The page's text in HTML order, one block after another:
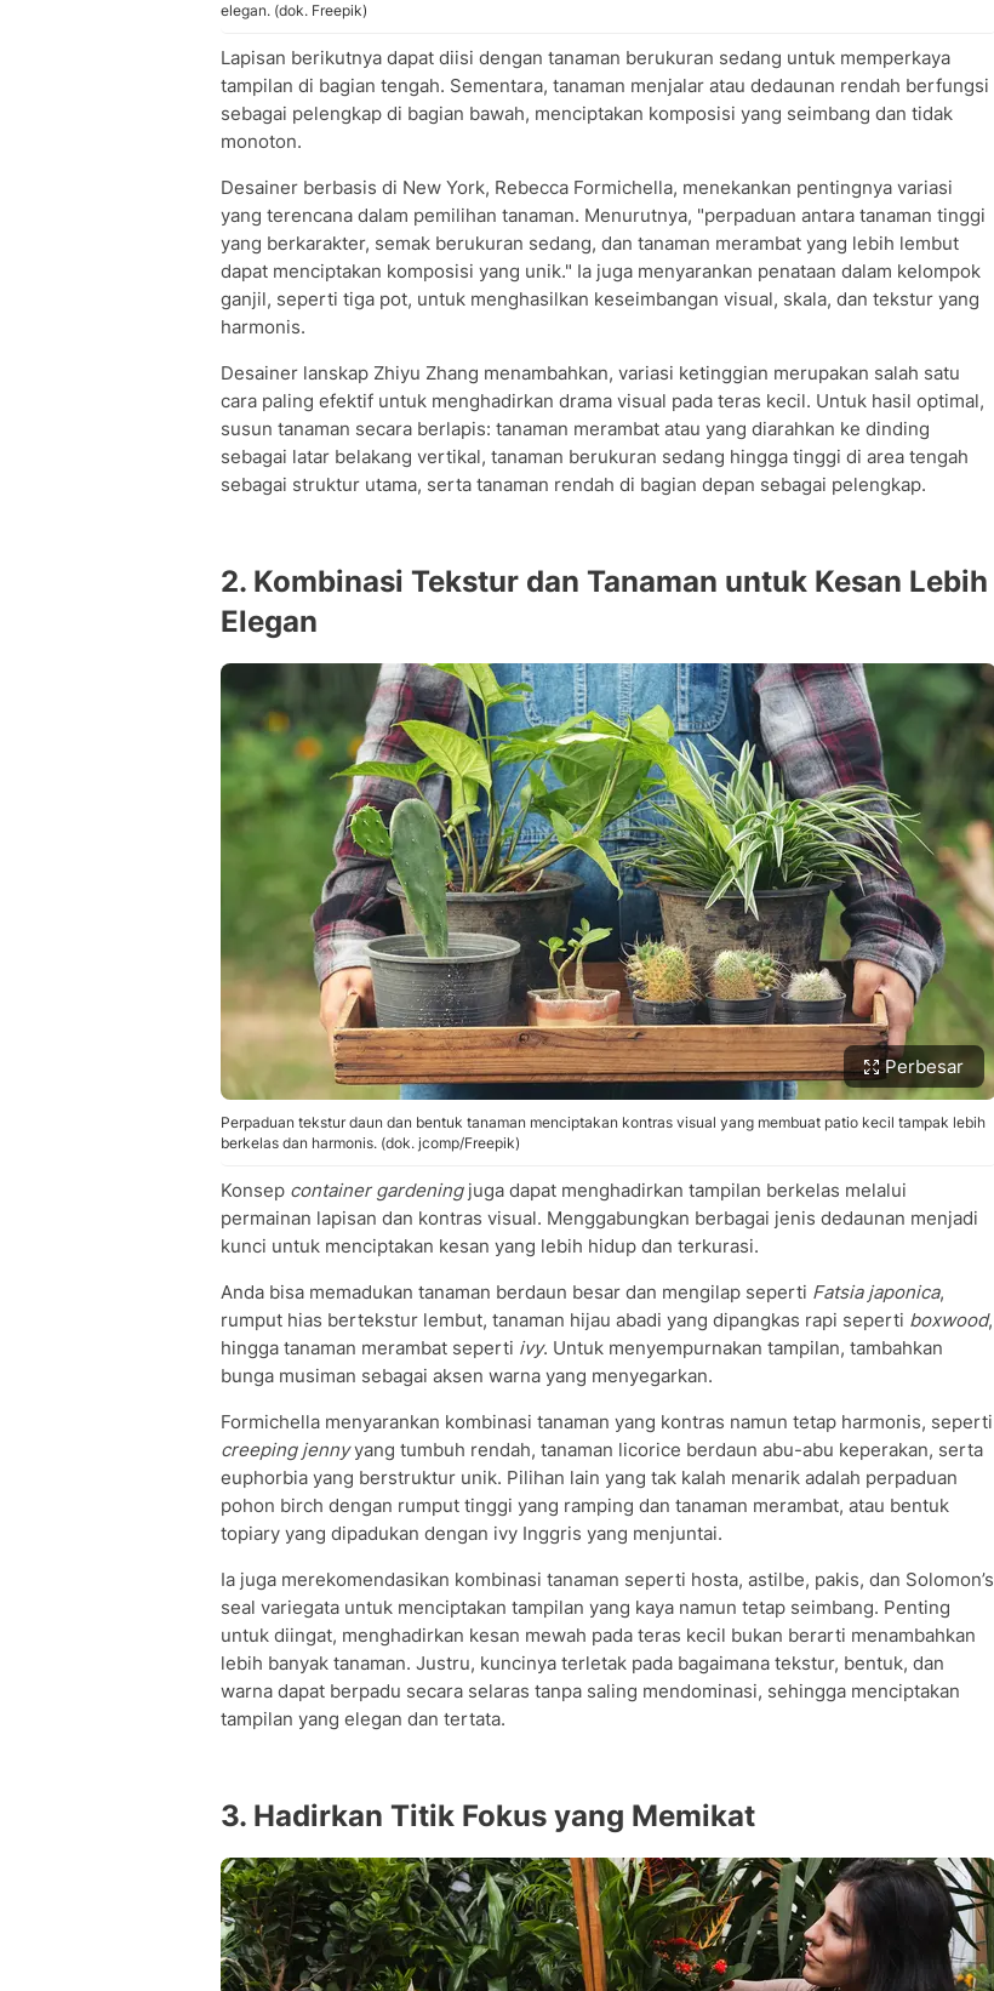
elegan. (dok. Freepik)
Lapisan berikutnya dapat diisi dengan tanaman berukuran sedang untuk memperkaya
tampilan di bagian tengah. Sementara, tanaman menjalar atau dedaunan rendah berfungsi
sebagai pelengkap di bagian bawah, menciptakan komposisi yang seimbang dan tidak
monoton.
Desainer berbasis di New York, Rebecca Formichella, menekankan pentingnya variasi
yang terencana dalam pemilihan tanaman. Menurutnya, "perpaduan antara tanaman tinggi
yang berkarakter, semak berukuran sedang, dan tanaman merambat yang lebih lembut
dapat menciptakan komposisi yang unik." Ia juga menyarankan penataan dalam kelompok
ganjil, seperti tiga pot, untuk menghasilkan keseimbangan visual, skala, dan tekstur yang
harmonis.
Desainer lanskap Zhiyu Zhang menambahkan, variasi ketinggian merupakan salah satu
cara paling efektif untuk menghadirkan drama visual pada teras kecil. Untuk hasil optimal,
susun tanaman secara berlapis: tanaman merambat atau yang diarahkan ke dinding
sebagai latar belakang vertikal, tanaman berukuran sedang hingga tinggi di area tengah
sebagai struktur utama, serta tanaman rendah di bagian depan sebagai pelengkap.
2. Kombinasi Tekstur dan Tanaman untuk Kesan Lebih
Elegan
Perbesar
Perpaduan tekstur daun dan bentuk tanaman menciptakan kontras visual yang membuat patio kecil tampak lebih
berkelas dan harmonis. (dok. jcomp/Freepik)
Konsep container gardeningjuga dapat menghadirkan tampilan berkelas melalui
permainan lapisan dan kontras visual. Menggabungkan berbagai jenis dedaunan menjadi
kunci untuk menciptakan kesan yang lebih hidup dan terkurasi.
Anda bisa memadukan tanaman berdaun besar dan mengilap seperti Fatsia japonica,
rumput hias bertekstur lembut, tanaman hijau abadi yang dipangkas rapi seperti boxwood,
hingga tanaman merambat seperti ivy. Untuk menyempurnakan tampilan, tambahkan
bunga musiman sebagai aksen warna yang menyegarkan.
Formichella menyarankan kombinasi tanaman yang kontras namun tetap harmonis, seperti
creeping jennyyang tumbuh rendah, tanaman licorice berdaun abu-abu keperakan, serta
euphorbia yang berstruktur unik. Pilihan lain yang tak kalah menarik adalah perpaduan
pohon birch dengan rumput tinggi yang ramping dan tanaman merambat, atau bentuk
topiary yang dipadukan dengan ivy Inggris yang menjuntai.
Ia juga merekomendasikan kombinasi tanaman seperti hosta, astilbe, pakis, dan Solomon’s
seal variegata untuk menciptakan tampilan yang kaya namun tetap seimbang. Penting
untuk diingat, menghadirkan kesan mewah pada teras kecil bukan berarti menambahkan
lebih banyak tanaman. Justru, kuncinya terletak pada bagaimana tekstur, bentuk, dan
warna dapat berpadu secara selaras tanpa saling mendominasi, sehingga menciptakan
tampilan yang elegan dan tertata.
3. Hadirkan Titik Fokus yang Memikat